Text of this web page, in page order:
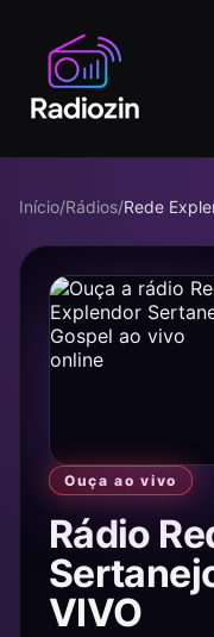
Início/Rádios/Rede
Ouça ao vivo
Rádio
VIVO